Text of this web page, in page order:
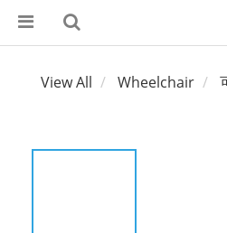
View All Wheelchair